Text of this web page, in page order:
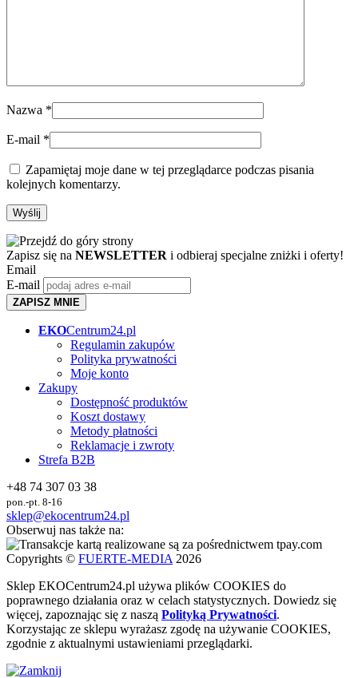
Nazwa *
E-mail *
Zapamiętaj moje dane w tej przeglądarce podczas pisania
kolejnych komentarzy.
Zapisz się na NEWSLETTER i odbieraj specjalne zniżki i oferty!
Email
E-mail
ZAPISZ MNIE
EKOCentrum24.pl
Regulamin zakupów
Polityka prywatności
Moje konto
Zakupy
Dostępność produktów
Koszt dostawy
Metody płatności
Reklamacje i zwroty
Strefa B2B
+48 74 307 03 38
pon.-pt. 8-16
sklep@ekocentrum24.pl
Obserwuj nas także na:
Copyrights © FUERTE-MEDIA 2026
Sklep EKOCentrum24.pl używa plików COOKIES do
poprawnego działania oraz w celach statystycznych. Dowiedz się
więcej, zapoznając się z naszą Polityką Prywatności.
Korzystając ze sklepu wyrażasz zgodę na używanie COOKIES,
zgodnie z aktualnymi ustawieniami przeglądarki.